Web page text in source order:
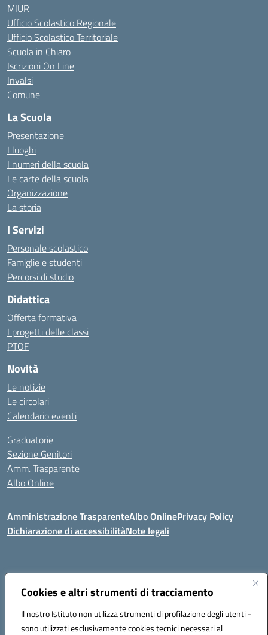
Cookies e altri strumenti di tracciamento
Il nostro Istituto non utilizza strumenti di profilazione degli utenti -
sono utilizzati esclusivamente cookies tecnici necessari al
MIUR
Ufficio Scolastico Regionale
Ufficio Scolastico Territoriale
Scuola in Chiaro
Iscrizioni On Line
Invalsi
Comune
La Scuola
Presentazione
I luoghi
I numeri della scuola
Le carte della scuola
Organizzazione
La storia
I Servizi
Personale scolastico
Famiglie e studenti
Percorsi di studio
Didattica
Offerta formativa
I progetti delle classi
PTOF
Novità
Le notizie
Le circolari
Calendario eventi
Graduatorie
Sezione Genitori
Amm. Trasparente
Albo Online
Amministrazione TrasparenteAlbo OnlinePrivacy Policy
Dichiarazione di accessibilitàNote legali
Indirizzo:
Centralino:0823/718125 Email:bnic839008@istruzione.it
Codice fiscale: 92029030621